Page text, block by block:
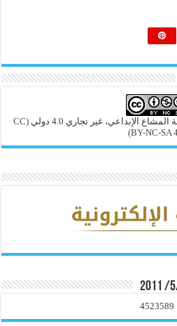
الإبداعي، غير تجاري 4.0 دولي
(CC
BY-NC-SA
4523589